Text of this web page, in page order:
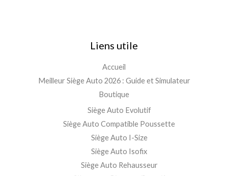
Liens utile
Accueil
Meilleur Siège Auto 2026 : Guide et Simulateur
Boutique
Siège Auto Evolutif
Siège Auto Compatible Poussette
Siège Auto I-Size
Siège Auto Isofix
Siège Auto Rehausseur